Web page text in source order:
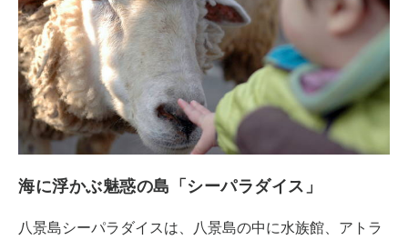
海に浮かぶ魅惑の島「シーパラダイス」
八景島シーパラダイスは、八景島の中に水族館、アトラ